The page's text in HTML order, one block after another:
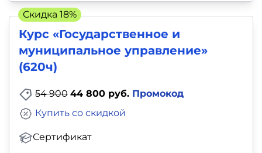
Курс «Государственное и
муниципальное управление»
(620ч)
54 900 44 800 руб. Промокод
Сертификат
Купить со скидкой
Скидка 18%